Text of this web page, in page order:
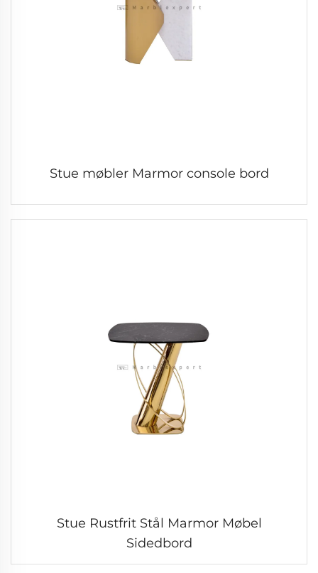
Stue møbler Marmor console bord
Stue Rustfrit Stål Marmor Møbel
Sidedbord